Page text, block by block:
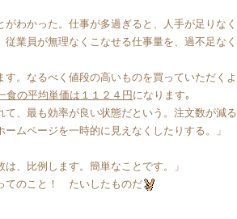
わかった。仕事が多過ぎると、人手が足りなく
業員が無理なくこなせる仕事量を、過不足なく
。なるべく値段の高いものを買っていただくよ
食の平均単価は１１２４円になります｡
、最も効率が良い状態だという。注文数が減る
ムページを一時的に見えなくしたりする。」
、比例します。簡単なことです。」
てのこと！ たいしたものだ